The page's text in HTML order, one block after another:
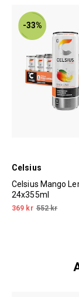
-33%
Celsius
Celsius Mango
24x355ml
369 kr 552 kr